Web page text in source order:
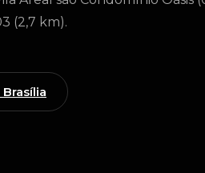
(2,7 km).
Brasília